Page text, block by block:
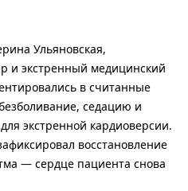
Ульяновская,
и экстренный медицинский
в считанные
седацию и
экстренной кардиоверсии.
восстановление
— сердце пациента снова